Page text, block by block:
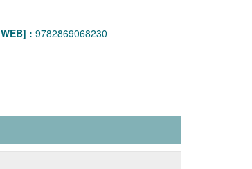
: 9782869068230